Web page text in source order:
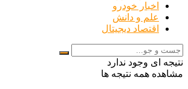
اخبار خودرو
علم و دانش
اقتصاد دیجیتال
نتیجه ای وجود ندارد
مشاهده همه نتیجه ها